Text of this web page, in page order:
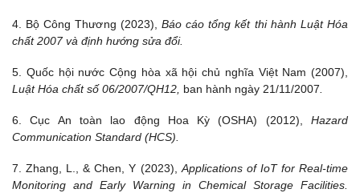
4. Bộ Công Thương (2023), Báo cáo tổng kết thi hành Luật Hóa
chất 2007 và định hướng sửa đổi.
5. Quốc hội nước Cộng hòa xã hội chủ nghĩa Việt Nam (2007),
Luật Hóa chất số 06/2007/QH12, ban hành ngày 21/11/2007
6. Cục An toàn lao động Hoa Kỳ (OSHA) (2012), Hazard
Communication Standard (HCS).
7. Zhang, L., & Chen, Y (2023), Applications of IoT for Real-time
Monitoring and Early Warning in Chemical Storage Facilities.